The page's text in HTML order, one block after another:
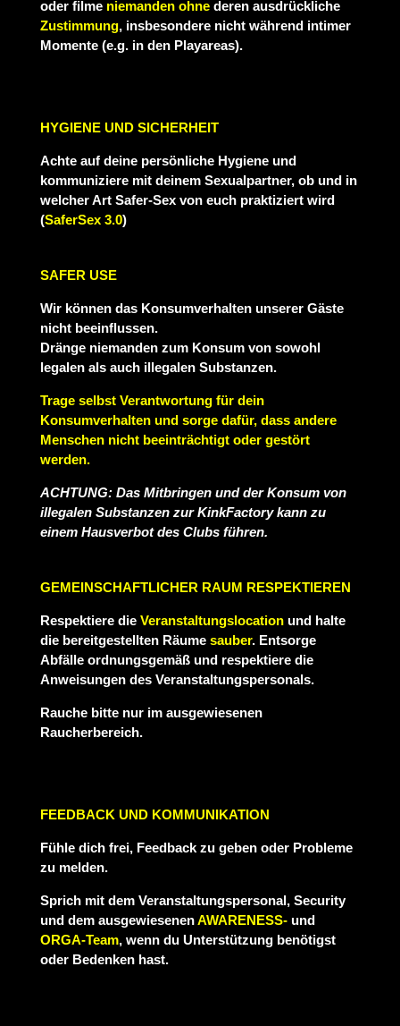
oder filme niemanden ohnederen ausdrückliche
Zustimmung, insbesondere nicht während intimer
Momente (e.g. in den Playareas).
HYGIENE UND SICHERHEIT
Achte auf deine persönliche Hygiene und
kommuniziere mit deinem Sexualpartner, ob und in
welcher Art Safer-Sex von euch praktiziert wird
(SaferSex 3.0)
SAFER USE
Wir können das Konsumverhalten unserer Gäste
nicht beeinflussen.
Dränge niemanden zum Konsum von sowohl
legalen als auch illegalen Substanzen.
Trage selbst Verantwortung für dein
Konsumverhalten und sorge dafür, dass andere
Menschen nicht beeinträchtigt oder gestört
werden.
ACHTUNG: Das Mitbringen und der Konsum von
illegalen Substanzen zur KinkFactory kann zu
einem Hausverbot des Clubs führen.
GEMEINSCHAFTLICHER RAUM RESPEKTIEREN
Respektiere die Veranstaltungslocationund halte
die bereitgestellten Räume sauber. Entsorge
Abfälle ordnungsgemäß und respektiere die
Anweisungen des Veranstaltungspersonals.
Rauche bitte nur im ausgewiesenen
Raucherbereich.
FEEDBACK UND KOMMUNIKATION
Fühle dich frei, Feedback zu geben oder Probleme
zu melden.
Sprich mit dem Veranstaltungspersonal, Security
und dem ausgewiesenenAWARENESS-und
ORGA-Team, wenn du Unterstützung benötigst
oder Bedenken hast.